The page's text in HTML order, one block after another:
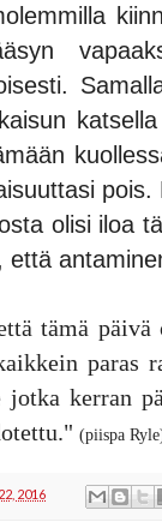
olisi iloa
että
tämä päivä
paras
kerran
(piispa
2016